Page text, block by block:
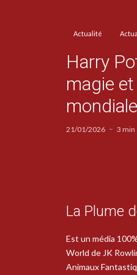
Actualité
Harry
magie
21/01/2026 3 min
La Plume
Est un média
World de JK
Animaux